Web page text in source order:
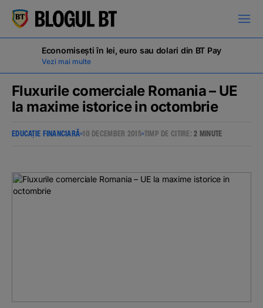
кириллица
Campanii
The MacRO Zone
Economisești în lei, euro sau dolari din BT Pay
Vezi mai multe
Fluxurile comerciale Romania – UE
la maxime istorice in octombrie
EDUCAȚIE FINANCIARĂ 10 DECEMBER 2015 TIMP DE CITIRE:2 MINUTE